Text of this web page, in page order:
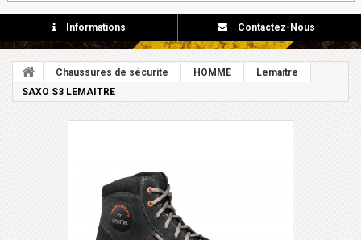
Informations Contactez-Nous
Chaussures de sécurite HOMME
Lemaitre
SAXO S3 LEMAITRE